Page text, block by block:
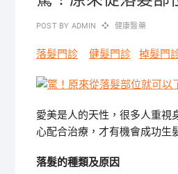
POST BY ADMIN 健康醫藥
落髮門診 健髮門診 掉髮門
愛美是人的天性，很多人重視
心配合治療，才有機會成功生
落髮的種類及原因